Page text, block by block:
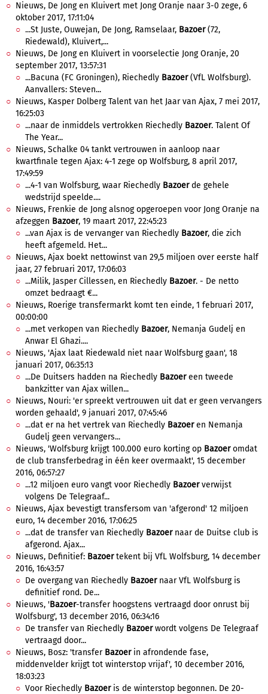
Nieuws, De Jong en Kluivert met Jong Oranje naar 3-0 zege, 6
oktober 2017, 17:11:04
...St Juste, Ouwejan, De Jong, Ramselaar, Bazoer(72,
Riedewald), Kluivert,...
Nieuws, De Jong en Kluivert in voorselectie Jong Oranje, 20
september 2017, 13:57:31
...Bacuna (FC Groningen), Riechedly Bazoer(VfL Wolfsburg).
Aanvallers: Steven...
Nieuws, Kasper Dolberg Talent van het Jaar van Ajax, 7 mei 2017,
16:25:03
...naar de inmiddels vertrokken Riechedly Bazoer. Talent Of
The Year...
Nieuws, Schalke 04 tankt vertrouwen in aanloop naar
kwartfinale tegen Ajax: 4-1 zege op Wolfsburg, 8 april 2017,
17:49:59
...4-1 van Wolfsburg, waar Riechedly Bazoerde gehele
wedstrijd speelde....
Nieuws, Frenkie de Jong alsnog opgeroepen voor Jong Oranje na
afzeggen Bazoer, 19 maart 2017, 22:45:23
...van Ajax is de vervanger van Riechedly Bazoer, die zich
heeft afgemeld. Het...
Nieuws, Ajax boekt nettowinst van 29,5 miljoen over eerste half
jaar, 27 februari 2017, 17:06:03
...Milik, Jasper Cillessen, en Riechedly Bazoer. - De netto
omzet bedraagt €...
Nieuws, Roerige transfermarkt komt ten einde, 1 februari 2017,
00:00:00
...met verkopen van Riechedly Bazoer, Nemanja Gudelj en
Anwar El Ghazi....
Nieuws, 'Ajax laat Riedewald niet naar Wolfsburg gaan', 18
januari 2017, 06:35:13
...De Duitsers hadden na Riechedly Bazoereen tweede
bankzitter van Ajax willen...
Nieuws, Nouri: 'er spreekt vertrouwen uit dat er geen vervangers
worden gehaald', 9 januari 2017, 07:45:46
...dat er na het vertrek van Riechedly Bazoeren Nemanja
Gudelj geen vervangers...
Nieuws, 'Wolfsburg krijgt 100.000 euro korting op Bazoeromdat
de club transferbedrag in één keer overmaakt', 15 december
2016, 06:57:27
...12 miljoen euro vangt voor Riechedly Bazoerverwijst
volgens De Telegraaf...
Nieuws, Ajax bevestigt transfersom van 'afgerond' 12 miljoen
euro, 14 december 2016, 17:06:25
...dat de transfer van Riechedly Bazoernaar de Duitse club is
afgerond. Ajax...
Nieuws, Definitief: Bazoertekent bij VfL Wolfsburg, 14 december
2016, 16:43:57
De overgang van Riechedly Bazoernaar VfL Wolfsburg is
definitief rond. De...
Nieuws, 'Bazoer-transfer hoogstens vertraagd door onrust bij
Wolfsburg', 13 december 2016, 06:34:16
De transfer van Riechedly Bazoerwordt volgens De Telegraaf
vertraagd door...
Nieuws, Bosz: 'transfer Bazoerin afrondende fase,
middenvelder krijgt tot winterstop vrijaf', 10 december 2016,
18:03:23
Voor Riechedly Bazoeris de winterstop begonnen. De 20-